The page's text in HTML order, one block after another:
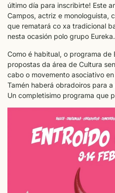
último día para inscribirte! Este
Campos, actriz e monologuista,
que rematará co xa tradicional
nesta ocasión polo grupo Eureka.
Como é habitual, o programa de
propostas da área de Cultura
cabo o movemento asociativo
Tamén haberá obradoiros para
Un completisimo programa que